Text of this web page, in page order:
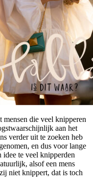
mensen die veel knipperen
aan het
verder uit te zoeken heb
en dus voor lange
te veel knipperden
alsof een mens
niet knippert, dat is toch